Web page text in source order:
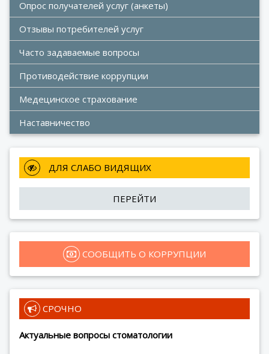
Опрос получателей услуг (анкеты)
Отзывы потребителей услуг
Часто задаваемые вопросы
Противодействие коррупции
Медецинское страхование
Наставничество
ДЛЯ СЛАБО ВИДЯЩИХ
ПЕРЕЙТИ
СООБЩИТЬ О КОРРУПЦИИ
СРОЧНО
Актуальные вопросы стоматологии